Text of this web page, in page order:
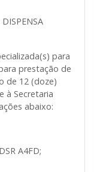
para
prestação de
de 12 (doze)
à Secretaria
abaixo:
A4FD;